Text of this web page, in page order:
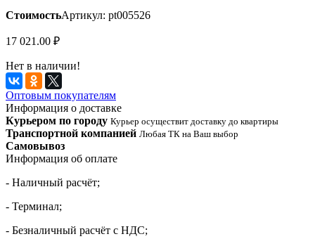
СтоимостьАртикул: pt005526
17 021.00 ₽
Нет в наличии!
Оптовым покупателям
Информация о доставке
Курьером по городу Курьер осуществит доставку до квартиры
Транспортной компанией Любая ТК на Ваш выбор
Самовывоз
Информация об оплате
- Наличный расчёт;
- Терминал;
- Безналичный расчёт с НДС;